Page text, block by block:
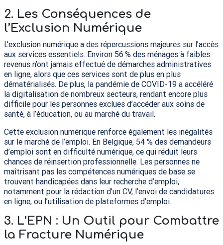
2. Les Conséquences de
l’Exclusion Numérique
L’exclusion numérique a des répercussions majeures sur l’accès
aux services essentiels. Environ 56 % des ménages à faibles
revenus n’ont jamais effectué de démarches administratives
en ligne, alors que ces services sont de plus en plus
dématérialisés. De plus, la pandémie de COVID-19 a accéléré
la digitalisation de nombreux secteurs, rendant encore plus
difficile pour les personnes exclues d’accéder aux soins de
santé, à l’éducation, ou au marché du travail.
Cette exclusion numérique renforce également les inégalités
sur le marché de l’emploi. En Belgique, 54 % des demandeurs
d’emploi sont en difficulté numérique, ce qui réduit leurs
chances de réinsertion professionnelle​. Les personnes ne
maîtrisant pas les compétences numériques de base se
trouvent handicapées dans leur recherche d’emploi,
notamment pour la rédaction d’un CV, l’envoi de candidatures
en ligne, ou l’utilisation de plateformes d’emploi.
3. L’EPN : Un Outil pour Combattre
la Fracture Numérique